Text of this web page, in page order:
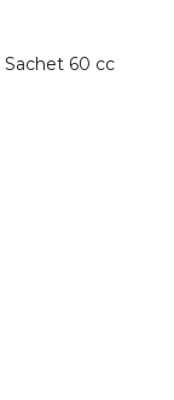
Sachet 60 cc